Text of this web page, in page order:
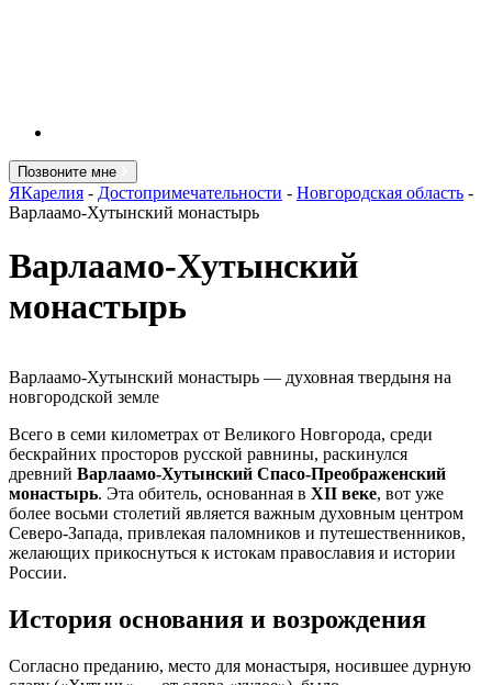
Позвоните мне
ЯКарелия - Достопримечательности - Новгородская область -
Варлаамо-Хутынский монастырь
Варлаамо-Хутынский
монастырь
Варлаамо-Хутынский монастырь — духовная твердыня на
новгородской земле
Всего в семи километрах от Великого Новгорода, среди
бескрайних просторов русской равнины, раскинулся
древний Варлаамо-Хутынский Спасо-Преображенский
монастырь. Эта обитель, основанная в XII веке, вот уже
более восьми столетий является важным духовным центром
Северо-Запада, привлекая паломников и путешественников,
желающих прикоснуться к истокам православия и истории
России.
История основания и возрождения
Согласно преданию, место для монастыря, носившее дурную